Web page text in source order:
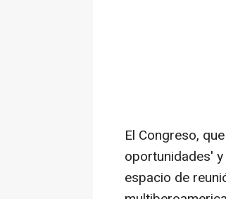
El Congreso,
oportunidades'
espacio de